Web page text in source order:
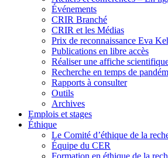
Événements
CRIR Branché
CRIR et les Médias
Prix de reconnaissance Eva
Publications en libre accès
Réaliser une affiche
Recherche en temps de
Rapports à consulter
Outils
Archives
Emplois et stages
Éthique
Le Comité d’éthique de la
Équipe du CER
Formation en éthique de la